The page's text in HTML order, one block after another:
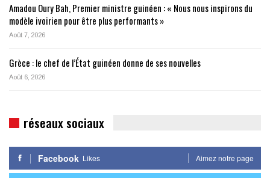
Amadou Oury Bah, Premier ministre guinéen : « Nous nous inspirons du
modèle ivoirien pour être plus performants »
Août 7, 2026
Grèce : le chef de l’État guinéen donne de ses nouvelles
Août 6, 2026
réseaux sociaux
Facebook Likes Aimez notre page